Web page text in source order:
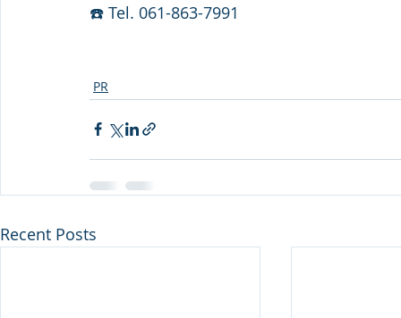
☎️ Tel. 061-863-7991
PR
Recent Posts